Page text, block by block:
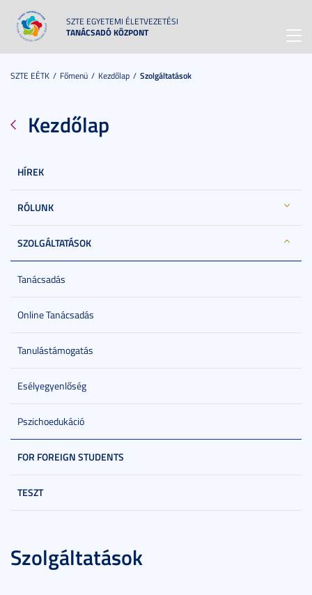
SZTE EGYETEMI ÉLETVEZETÉSI
TANÁCSADÓ KÖZPONT
SZTE EÉTK Főmenü Kezdőlap Szolgáltatások
Kezdőlap
HÍREK
RÓLUNK
SZOLGÁLTATÁSOK
Tanácsadás
Online Tanácsadás
Tanulástámogatás
Esélyegyenlőség
Pszichoedukáció
FOR FOREIGN STUDENTS
TESZT
Szolgáltatások